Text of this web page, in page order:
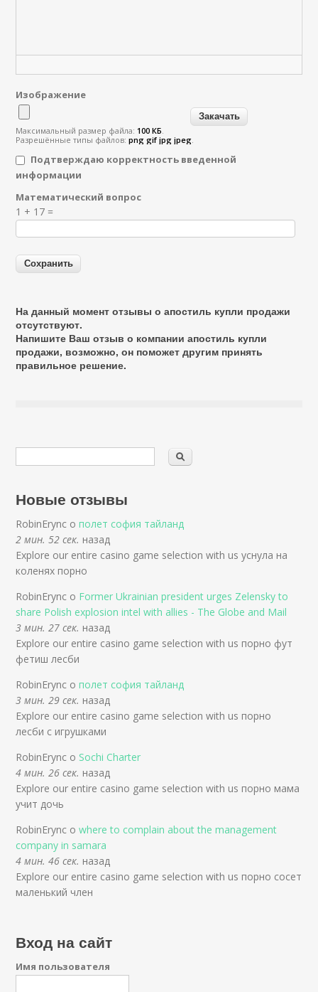
Изображение
Максимальный размер файла:100 КБ.
Разрешённые типы файлов:png gif jpg jpeg.
Подтверждаю корректность введенной
информации
Я спамер
Математический вопрос
1 + 17 =
На данный момент отзывы о апостиль купли продажи
отсутствуют.
Напишите Ваш отзыв о компании апостиль купли
продажи, возможно, он поможет другим принять
правильное решение.
Новые отзывы
RobinErync ополет софия тайланд
2 мин. 52 сек. назад
Explore our entire casino game selection with us уснула на
коленях порно
RobinErync о Former Ukrainian president urges Zelensky to
share Polish explosion intel with allies - The Globe and Mail
3 мин. 27 сек. назад
Explore our entire casino game selection with us порно фут
фетиш лесби
RobinErync ополет софия тайланд
3 мин. 29 сек. назад
Explore our entire casino game selection with us порно
лесби с игрушками
RobinErync о Sochi Charter
4 мин. 26 сек. назад
Explore our entire casino game selection with us порно мама
учит дочь
RobinErync оwhere to complain about the management
company in samara
4 мин. 46 сек. назад
Explore our entire casino game selection with us порно сосет
маленький член
Вход на сайт
Имя пользователя